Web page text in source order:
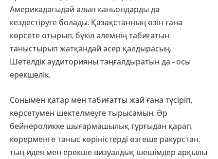
Америкадағыдай алып каньондарды да
кездестіруге болады. Қазақстанның өзін ғана
көрсете отырып, бүкіл әлемнің табиғатын
таныстырып жатқандай әсер қалдырасың.
Шетелдік аудиторияны таңғалдыратын да – осы
ерекшелік.
Сонымен қатар мен табиғатты жай ғана түсіріп,
көрсетумен шектелмеуге тырысамын. Әр
бейнероликке шығармашылық тұрғыдан қарап,
көрерменге таныс көріністерді өзгеше ракурстан,
тың идея мен ерекше визуалдық шешімдер арқылы